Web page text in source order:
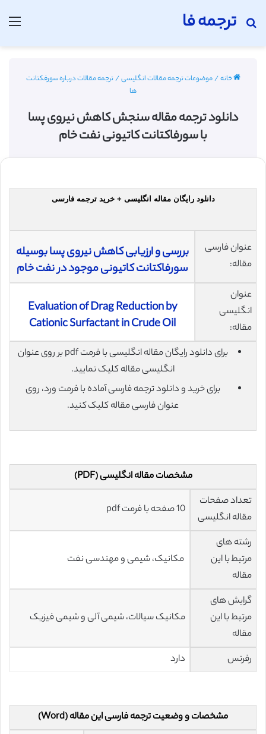
ترجمه فا
جستجو برای
خانه/موضوعات ترجمه مقالات انگلیسی/ترجمه مقالات درباره سورفکتانت
ها
دانلود ترجمه مقاله سنجش کاهش نیروی پسا
با سورفاکتانت کاتیونی نفت خام
دانلود رایگان مقاله انگلیسی + خرید ترجمه فارسی
عنوان فارسی
مقاله:
بررسی و ارزیابی کاهش نیروی پسا بوسیله
سورفاکتانت کاتیونی موجود در نفت خام
عنوان
انگلیسی
مقاله:
Evaluation of Drag Reduction by
Cationic Surfactant in Crude Oil
برای دانلود رایگان مقاله انگلیسی با فرمت pdf بر روی عنوان
انگلیسی مقاله کلیک نمایید.
برای خرید و دانلود ترجمه فارسی آماده با فرمت ورد، روی
عنوان فارسی مقاله کلیک کنید.
مشخصات مقاله انگلیسی (PDF)
تعداد صفحات
مقاله انگلیسی
10 صفحه با فرمت pdf
رشته های
مرتبط با این
مقاله
مکانیک، شیمی و مهندسی نفت
گرایش های
مرتبط با این
مقاله
مکانیک سیالات، شیمی آلی و شیمی فیزیک
رفرنس دارد
مشخصات و وضعیت ترجمه فارسی این مقاله (Word)